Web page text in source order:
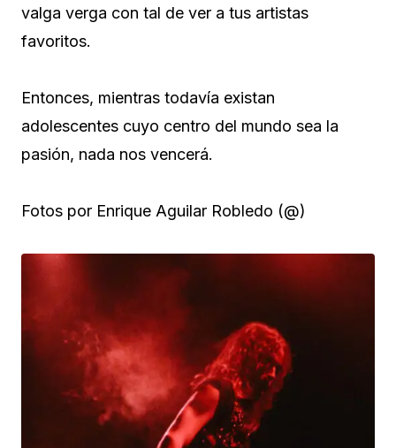
valga verga con tal de ver a tus artistas
favoritos.
Entonces, mientras todavía existan
adolescentes cuyo centro del mundo sea la
pasión, nada nos vencerá.
Fotos por Enrique Aguilar Robledo (@)